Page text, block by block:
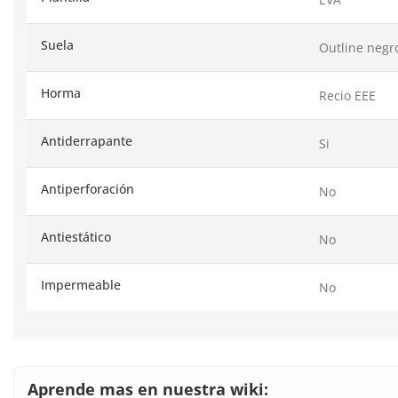
Suela Outline
Horma Recio EEE
Antiderrapante Si
Antiperforación No
Antiestático No
Impermeable No
Aprende mas en nuestra wiki: